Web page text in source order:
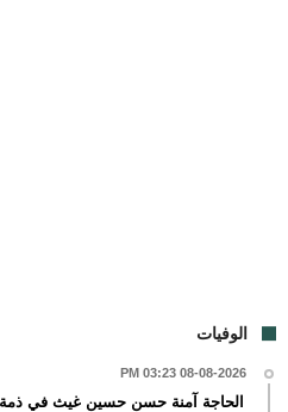
الوفيات
08-08-2026 03:23 PM
الحاجة آمنة حسن حسين غيث في ذمة